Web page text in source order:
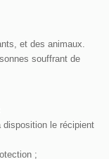
et des animaux.
souffrant de
disposition le récipient
;